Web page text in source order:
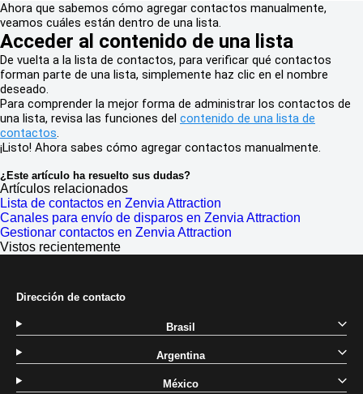
Ahora que sabemos cómo agregar contactos manualmente,
veamos cuáles están dentro de una lista.
Acceder al contenido de una lista
De vuelta a la lista de contactos, para verificar qué contactos
forman parte de una lista, simplemente haz clic en el nombre
deseado.
Para comprender la mejor forma de administrar los contactos de
una lista, revisa las funciones del contenido de una lista de
contactos.
¡Listo! Ahora sabes cómo agregar contactos manualmente.
¿Este artículo ha resuelto sus dudas?
Artículos relacionados
Lista de contactos en Zenvia Attraction
Canales para envío de disparos en Zenvia Attraction
Gestionar contactos en Zenvia Attraction
Vistos recientemente
Dirección de contacto
Brasil
Argentina
México